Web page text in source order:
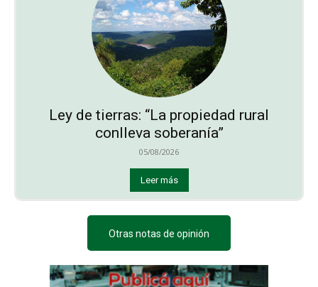
Ley de tierras: “La propiedad rural
conlleva soberanía”
05/08/2026
Leer más
Otras notas de opinión